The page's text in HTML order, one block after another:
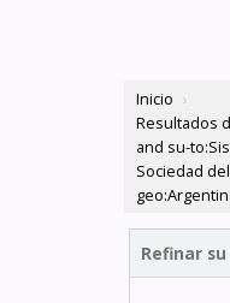
Inicio ›
Resultados
and su-
Sociedad
Refinar